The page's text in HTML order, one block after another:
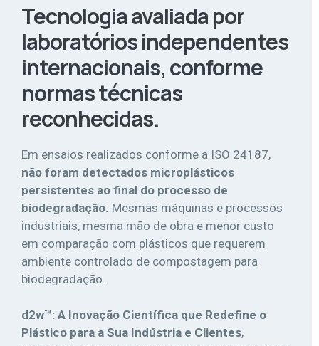
Tecnologia avaliada por
laboratórios independentes
internacionais, conforme
normas técnicas
reconhecidas.
Em ensaios realizados conforme a ISO 24187,
não foram detectados microplásticos
persistentes ao final do processo de
biodegradação. Mesmas máquinas e processos
industriais, mesma mão de obra e menor custo
em comparação com plásticos que requerem
ambiente controlado de compostagem para
biodegradação.
d2w™: A Inovação Científica que Redefine o
Plástico para a Sua Indústria e Clientes,